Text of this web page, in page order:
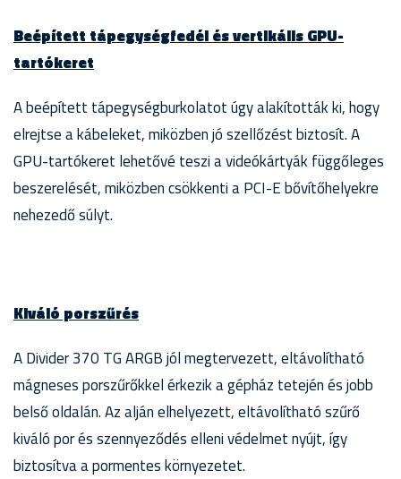
Beépített tápegységfedél és vertikális GPU-
tartókeret
A beépített tápegységburkolatot úgy alakították ki, hogy
elrejtse a kábeleket, miközben jó szellőzést biztosít. A
GPU-tartókeret lehetővé teszi a videókártyák függőleges
beszerelését, miközben csökkenti a PCI-E bővítőhelyekre
nehezedő súlyt.
Kiváló porszűrés
A Divider 370 TG ARGB jól megtervezett, eltávolítható
mágneses porszűrőkkel érkezik a gépház tetején és jobb
belső oldalán. Az alján elhelyezett, eltávolítható szűrő
kiváló por és szennyeződés elleni védelmet nyújt, így
biztosítva a pormentes környezetet.